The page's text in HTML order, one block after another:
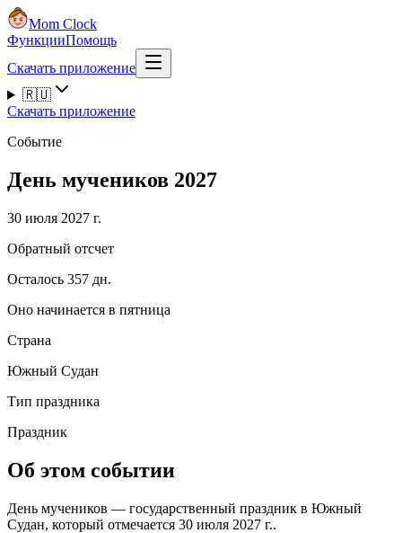
Mom Clock
ФункцииПомощь
Скачать приложение
🇷🇺
Скачать приложение
Событие
День мучеников 2027
30 июля 2027 г.
Обратный отсчет
Осталось 357 дн.
Оно начинается в пятница
Страна
Южный Судан
Тип праздника
Праздник
Об этом событии
День мучеников — государственный праздник в Южный
Судан, который отмечается 30 июля 2027 г..